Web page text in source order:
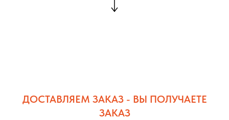
ДОСТАВЛЯЕМ ЗАКАЗ - ВЫ ПОЛУЧАЕТЕ
ЗАКАЗ